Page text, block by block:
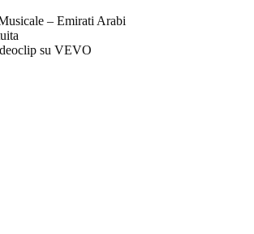
– Emirati Arabi
su VEVO